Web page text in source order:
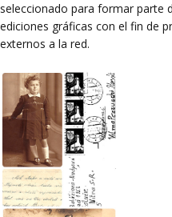
seleccionado para formar parte
ediciones gráficas con el fin de
externos a la red.